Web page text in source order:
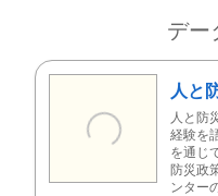
デー
人と
人と防
経験を
を通じ
防災政
ンター